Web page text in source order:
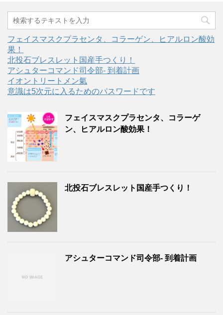
フェイスマスクプラセンタ、コラーゲン、ヒアルロン酸効
果！
北投石ブレスレット国産手つくり！
アシュターコマンド司令部- 到着計画
イオントリートメン氣
意識は5次元に入るためのパスワードです
フェイスマスクプラセンタ、コラーゲ
ン、ヒアルロン酸効果！
北投石ブレスレット国産手つくり！
アシュターコマンド司令部- 到着計画